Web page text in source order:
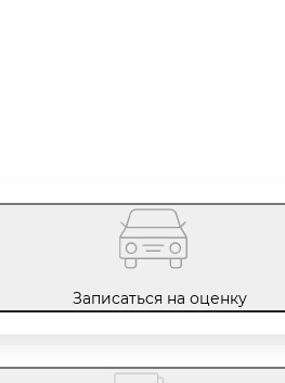
Записаться на оценку